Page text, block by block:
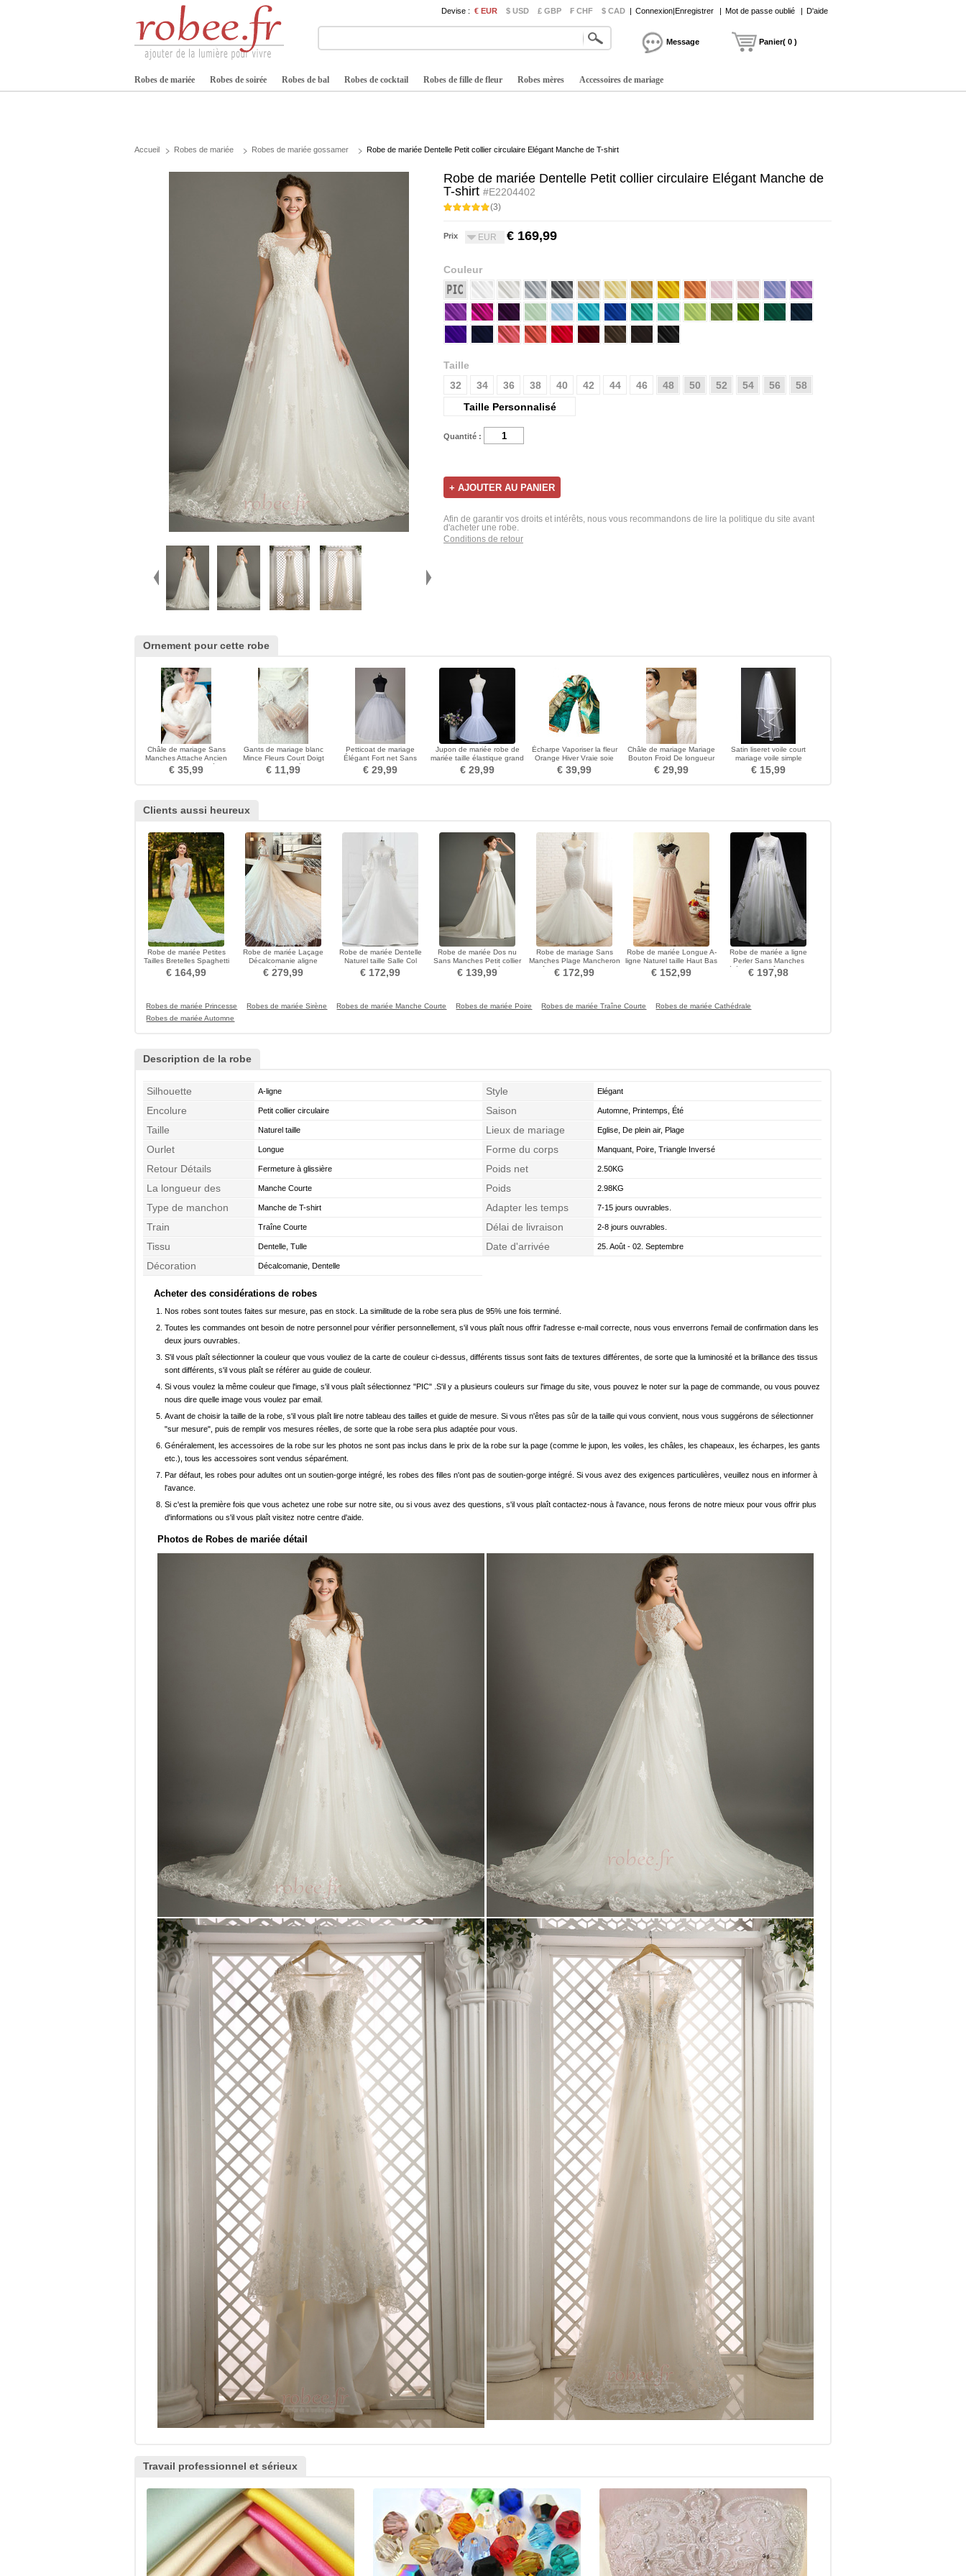
Devise : € EUR $ USD £ GBP ₣ CHF $ CAD | Connexion|Enregistrer | Mot de passe oublié | D'aide
Message Panier( 0 )
Robes de mariée Robes de soirée Robes de bal Robes de cocktail Robes de fille de fleur Robes mères Accessoires de mariage
Accueil Robes de mariée Robes de mariée gossamer Robe de mariée Dentelle Petit collier circulaire Elégant Manche de T-shirt
Robe de mariée Dentelle Petit collier circulaire Elégant Manche de
T-shirt #E2204402
(3)
Prix EUR € 169,99
Couleur
Taille
32
34 36 38 40 42 44 46 48 50 52 54 56
58
Taille Personnalisé
Quantité :
Afin de garantir vos droits et intérêts, nous vous recommandons de lire la politique du site avant
d'acheter une robe.
Conditions de retour
Ornement pour cette robe
Châle de mariage Sans
Manches Attache Ancien
Salle Grands carrés
€ 35,99
Gants de mariage blanc
Mince Fleurs Court Doigt
entier Epurée
€ 11,99
Petticoat de mariage
Élégant Fort net Sans
cadre Robe pleine
€ 29,99
Jupon de mariée robe de
mariée taille élastique grand
jupon queue de poisson
€ 29,99
Écharpe Vaporiser la fleur
Orange Hiver Vraie soie
Campagne De longueur
moyenne
€ 39,99
Châle de mariage Mariage
Bouton Froid De longueur
moyenne Ancien
€ 29,99
Satin liseret voile court
mariage voile simple
€ 15,99
Clients aussi heureux
Robe de mariée Petites
Tailles Bretelles Spaghetti
Gaze Mancheron
€ 164,99
Robe de mariée Laçage
Décalcomanie aligne
Manche Aérienne Couvert
de Dentelle
€ 279,99
Robe de mariée Dentelle
Naturel taille Salle Col
Bateau Manche de T-shirt
€ 172,99
Robe de mariée Dos nu
Sans Manches Petit collier
circulaire Epurée
€ 139,99
Robe de mariage Sans
Manches Plage Mancheron
Traîne Courte Couvert de
Dentelle
€ 172,99
Robe de mariée Longue A-
ligne Naturel taille Haut Bas
Petit collier circulaire
€ 152,99
Robe de mariée a ligne
Perler Sans Manches
Cérémonial Traîne chapelle
€ 197,98
Robes de mariée Princesse Robes de mariée Sirène Robes de mariée Manche Courte Robes de mariée Poire Robes de mariée Traîne Courte
Robes de mariée Cathédrale
Robes de mariée Automne
Description de la robe
Silhouette A-ligne Style Elégant
Encolure Petit collier circulaire Saison Automne, Printemps, Été
Taille Naturel taille Lieux de mariage Eglise, De plein air, Plage
Ourlet Longue Forme du corps Manquant, Poire, Triangle Inversé
Retour Détails Fermeture à glissière Poids net 2.50KG
La longueur des
manches
Manche Courte Poids 2.98KG
Type de manchon Manche de T-shirt Adapter les temps 7-15 jours ouvrables.
Train Traîne Courte Délai de livraison 2-8 jours ouvrables.
Tissu Dentelle, Tulle Date d'arrivée 25. Août - 02. Septembre
Décoration Décalcomanie, Dentelle
Acheter des considérations de robes
Nos robes sont toutes faites sur mesure, pas en stock. La similitude de la robe sera plus de 95% une fois terminé.
Toutes les commandes ont besoin de notre personnel pour vérifier personnellement, s'il vous plaît nous offrir l'adresse e-mail correcte, nous vous enverrons l'email de confirmation dans les
deux jours ouvrables.
S'il vous plaît sélectionner la couleur que vous vouliez de la carte de couleur ci-dessus, différents tissus sont faits de textures différentes, de sorte que la luminosité et la brillance des tissus
sont différents, s'il vous plaît se référer au guide de couleur.
Si vous voulez la même couleur que l'image, s'il vous plaît sélectionnez "PIC" .S'il y a plusieurs couleurs sur l'image du site, vous pouvez le noter sur la page de commande, ou vous pouvez
nous dire quelle image vous voulez par email.
Avant de choisir la taille de la robe, s'il vous plaît lire notre tableau des tailles et guide de mesure. Si vous n'êtes pas sûr de la taille qui vous convient, nous vous suggérons de sélectionner
"sur mesure", puis de remplir vos mesures réelles, de sorte que la robe sera plus adaptée pour vous.
Généralement, les accessoires de la robe sur les photos ne sont pas inclus dans le prix de la robe sur la page (comme le jupon, les voiles, les châles, les chapeaux, les écharpes, les gants
etc.), tous les accessoires sont vendus séparément.
Par défaut, les robes pour adultes ont un soutien-gorge intégré, les robes des filles n'ont pas de soutien-gorge intégré. Si vous avez des exigences particulières, veuillez nous en informer à
l'avance.
Si c'est la première fois que vous achetez une robe sur notre site, ou si vous avez des questions, s'il vous plaît contactez-nous à l'avance, nous ferons de notre mieux pour vous offrir plus
d'informations ou s'il vous plaît visitez notre centre d'aide.
Photos de Robes de mariée détail
Travail professionnel et sérieux